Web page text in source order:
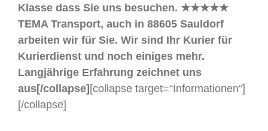
Klasse dass Sie uns besuchen. ★★★★★
TEMA Transport, auch in 88605 Sauldorf
arbeiten wir für Sie. Wir sind Ihr Kurier für
Kurierdienst und noch einiges mehr.
Langjährige Erfahrung zeichnet uns
aus[/collapse] [collapse target=“Informationen“]
[/collapse]